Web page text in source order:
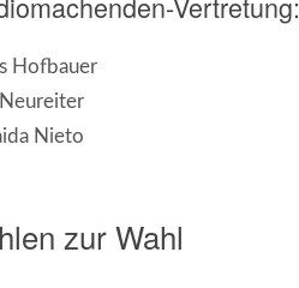
Hofbauer
Nieto
zur Wahl